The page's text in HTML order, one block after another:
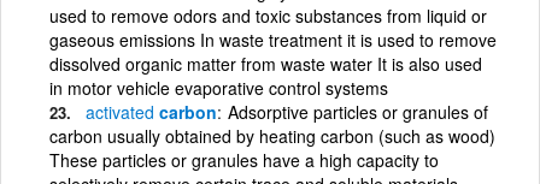
used to remove odors and toxic substances from liquid or
gaseous emissions In waste treatment it is used to remove
dissolved organic matter from waste water It is also used
in motor vehicle evaporative control systems
activated carbon Adsorptive particles or granules of
carbon usually obtained by heating carbon (such as wood)
These particles or granules have a high capacity to